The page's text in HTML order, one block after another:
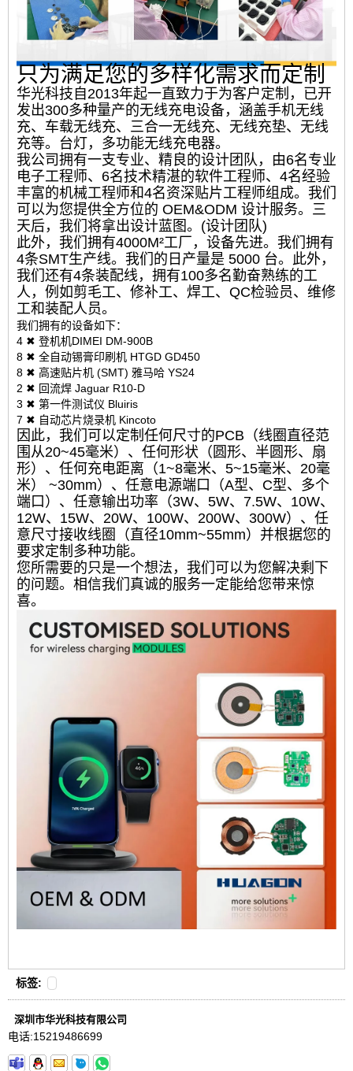
只为满足您的多样化需求而定制
华光科技自2013年起一直致力于为客户定制，已开
发出300多种量产的无线充电设备，涵盖手机无线
充、车载无线充、三合一无线充、无线充垫、无线
充等。台灯，多功能无线充电器。
我公司拥有一支专业、精良的设计团队，由6名专业
电子工程师、6名技术精湛的软件工程师、4名经验
丰富的机械工程师和4名资深贴片工程师组成。我们
可以为您提供全方位的 OEM&ODM 设计服务。三
天后，我们将拿出设计蓝图。(设计团队)
此外，我们拥有4000M²工厂，设备先进。我们拥有
4条SMT生产线。我们的日产量是 5000 台。此外，
我们还有4条装配线，拥有100多名勤奋熟练的工
人，例如剪毛工、修补工、焊工、QC检验员、维修
工和装配人员。
我们拥有的设备如下：
4 ✖ 登机机DIMEI DM-900B
8 ✖ 全自动锡膏印刷机 HTGD GD450
8 ✖ 高速贴片机 (SMT) 雅马哈 YS24
2 ✖ 回流焊 Jaguar R10-D
3 ✖ 第一件测试仪 Bluiris
7 ✖ 自动芯片烧录机 Kincoto
因此，我们可以定制任何尺寸的PCB（线圈直径范
围从20~45毫米）、任何形状（圆形、半圆形、扇
形）、任何充电距离（1~8毫米、5~15毫米、20毫
米） ~30mm）、任意电源端口（A型、C型、多个
端口）、任意输出功率（3W、5W、7.5W、10W、
12W、15W、20W、100W、200W、300W）、任
意尺寸接收线圈（直径10mm~55mm）并根据您的
要求定制多种功能。
您所需要的只是一个想法，我们可以为您解决剩下
的问题。相信我们真诚的服务一定能给您带来惊
喜。
标签:
深圳市华光科技有限公司
电话:15219486699